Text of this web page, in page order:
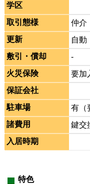
学区
取引態様
仲介
更新
自動
敷引・償却
-
火災保険
要加
保証会社
駐車場
有（
諸費用
鍵交
入居時期
特色